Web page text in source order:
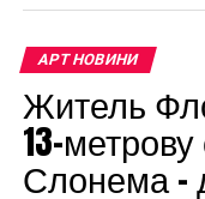
«Я все
но я
много».
Он очень быстро
АРТ НОВИНИ
Житель
13-
Слонема –